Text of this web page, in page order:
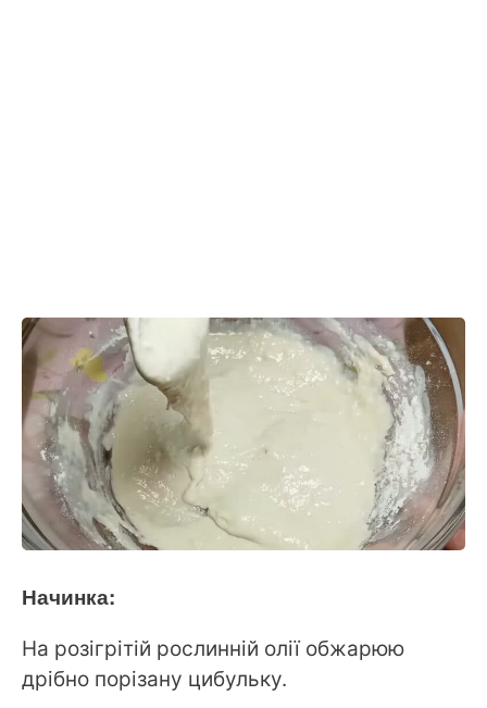
Начинка:
На розігрітій рослинній олії обжарюю
дрібно порізану цибульку.